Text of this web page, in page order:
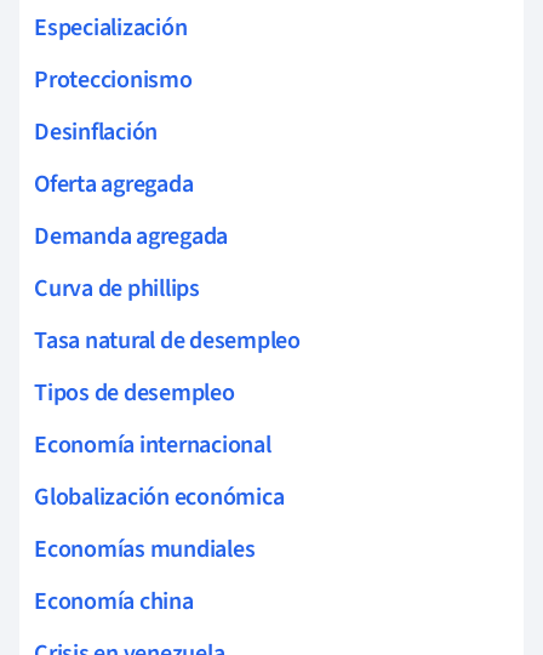
Especialización
Proteccionismo
Desinflación
Oferta agregada
Demanda agregada
Curva de phillips
Tasa natural de desempleo
Tipos de desempleo
Economía internacional
Globalización económica
Economías mundiales
Economía china